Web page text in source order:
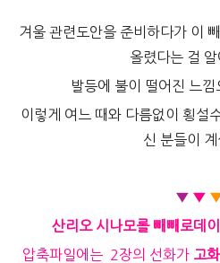
겨울 관련도안을 준비하다가 이
올렸다는 걸 알
발등에 불이 떨어진 느
이렇게 여느 때와 다름없이 횡설
신 분들이 계
▼ ▼
산리오 시나모롤 빼빼로데
압축파일에는 2장의 선화가 고